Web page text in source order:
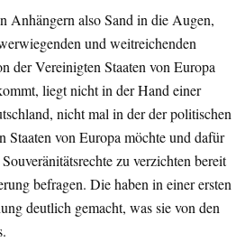
Anhängern also Sand in die Augen,
und weitreichenden
der Vereinigten Staaten von Europa
liegt nicht in der Hand einer
nicht mal in der der politischen
Staaten von Europa möchte und dafür
zu verzichten bereit
befragen. Die haben in einer ersten
deutlich gemacht, was sie von den